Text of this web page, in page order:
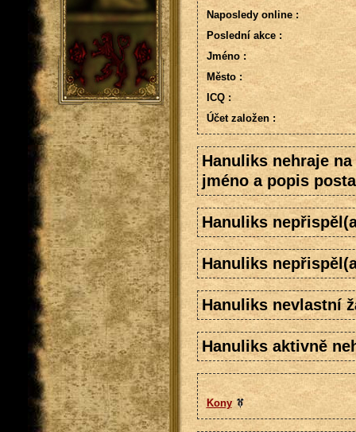
Naposledy online :
Poslední akce :
Jméno :
Město :
ICQ :
Účet založen :
Hanuliks nehraje
jméno a popis
Hanuliks
Hanuliks
Hanuliks nevlastní
Hanuliks aktivně
Kony